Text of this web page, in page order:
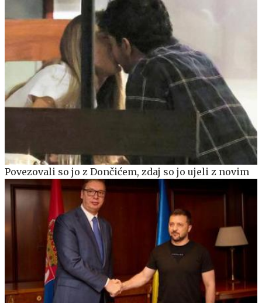
Povezovali so jo z Dončićem, zdaj so jo ujeli z novim